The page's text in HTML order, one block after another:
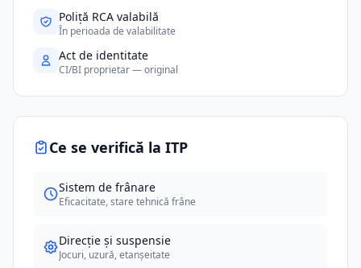
Poliță RCA valabilă
În perioada de valabilitate
Act de identitate
CI/BI proprietar — original
Ce se verifică la ITP
Sistem de frânare
Eficacitate, stare tehnică frâne
Direcție și suspensie
Jocuri, uzură, etanșeitate